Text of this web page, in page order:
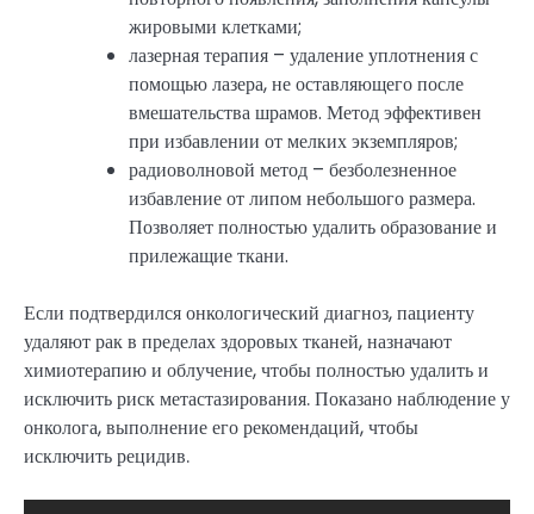
жировыми клетками;
лазерная терапия – удаление уплотнения с
помощью лазера, не оставляющего после
вмешательства шрамов. Метод эффективен
при избавлении от мелких экземпляров;
радиоволновой метод – безболезненное
избавление от липом небольшого размера.
Позволяет полностью удалить образование и
прилежащие ткани.
Если подтвердился онкологический диагноз, пациенту
удаляют рак в пределах здоровых тканей, назначают
химиотерапию и облучение, чтобы полностью удалить и
исключить риск метастазирования. Показано наблюдение у
онколога, выполнение его рекомендаций, чтобы
исключить рецидив.